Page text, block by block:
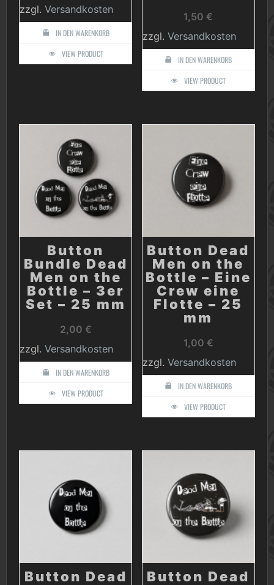
zzgl. Versandkosten
IN DEN WARENKORB
VIEW PRODUCT
1,50€
zzgl. Versandkosten
IN DEN WARENKORB
VIEW PRODUCT
Button
Bundle Dead
Men on the
Bottle – 3er
Set – 25 mm
2,00 €
zzgl. Versandkosten
IN DEN WARENKORB
VIEW PRODUCT
Button Dead
Men on the
Bottle – Eine
Crew eine
Flotte – 25
mm
1,00 €
zzgl. Versandkosten
IN DEN WARENKORB
VIEW PRODUCT
Button Dead
Button Dead